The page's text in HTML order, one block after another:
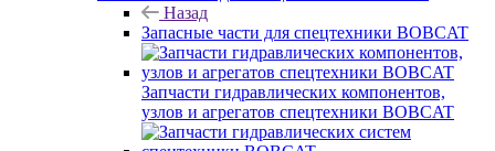
Назад
Запасные части для спецтехники BOBCAT
Запчасти гидравлических компонентов,
узлов и агрегатов спецтехники BOBCAT